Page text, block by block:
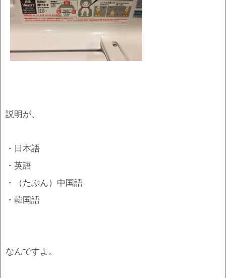
説明が、
・日本語
・英語
・（たぶん）中国語
・韓国語
なんですよ。